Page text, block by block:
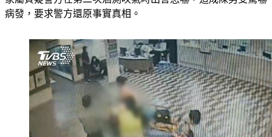
病發，要求警方還原事實真相。